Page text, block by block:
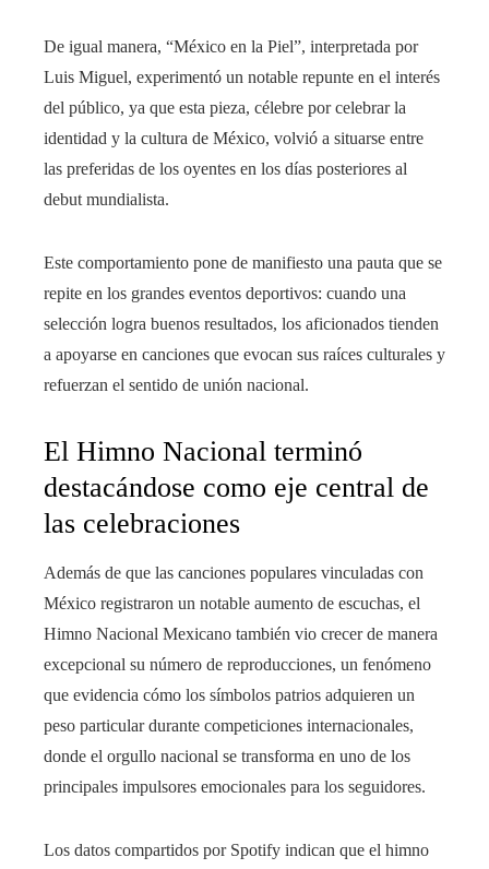
De igual manera, “México en la Piel”, interpretada por
Luis Miguel, experimentó un notable repunte en el interés
del público, ya que esta pieza, célebre por celebrar la
identidad y la cultura de México, volvió a situarse entre
las preferidas de los oyentes en los días posteriores al
debut mundialista.
Este comportamiento pone de manifiesto una pauta que se
repite en los grandes eventos deportivos: cuando una
selección logra buenos resultados, los aficionados tienden
a apoyarse en canciones que evocan sus raíces culturales y
refuerzan el sentido de unión nacional.
El Himno Nacional terminó
destacándose como eje central de
las celebraciones
Además de que las canciones populares vinculadas con
México registraron un notable aumento de escuchas, el
Himno Nacional Mexicano también vio crecer de manera
excepcional su número de reproducciones, un fenómeno
que evidencia cómo los símbolos patrios adquieren un
peso particular durante competiciones internacionales,
donde el orgullo nacional se transforma en uno de los
principales impulsores emocionales para los seguidores.
Los datos compartidos por Spotify indican que el himno